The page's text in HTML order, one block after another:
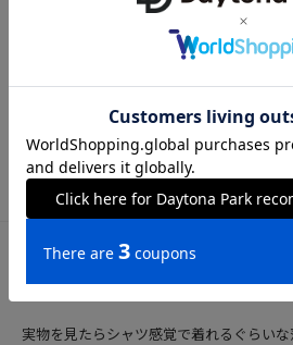
前回レーヨンじゃないタイプを購入して
ヨンタイプを買っちゃいました✨ 今回の
投稿者：はるたろう
女性
40代後半 162cm 50～54kg
49 参考になった
購入サイズ：FREE 色：ナチュラル
実物を見たらシャツ感覚で着れるぐらい